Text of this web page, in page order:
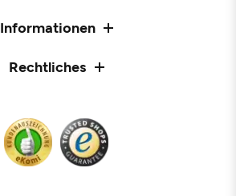
Informationen
Rechtliches